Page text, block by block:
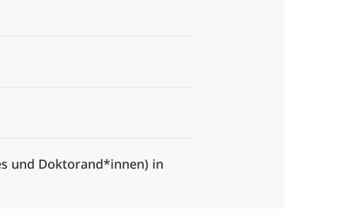
und Doktorand*innen) in